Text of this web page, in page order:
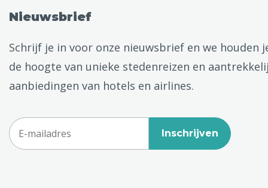
Nieuwsbrief
Schrijf je in voor onze nieuwsbrief en we houden
de hoogte van unieke stedenreizen en
aanbiedingen van hotels en airlines.
Inschrijven